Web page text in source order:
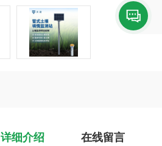
详细介绍 在线留言